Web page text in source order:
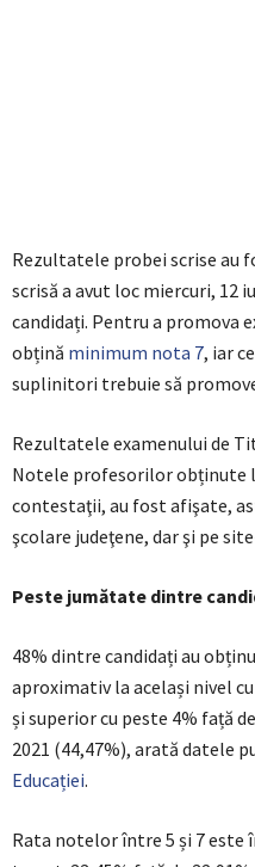
Rezultatele probei scrise au
scrisă a avut loc miercuri, 12
candidați. Pentru a promova
obțină minimum nota 7, iar
suplinitori trebuie să
Rezultatele examenului de
Notele profesorilor obținute
contestaţii, au fost afişate,
şcolare judeţene, dar şi pe
Peste jumătate dintre
48% dintre candidați au
aproximativ la același nivel
și superior cu peste 4% față
2021 (44,47%), arată datele
Educației.
Rata notelor între 5 și 7 este